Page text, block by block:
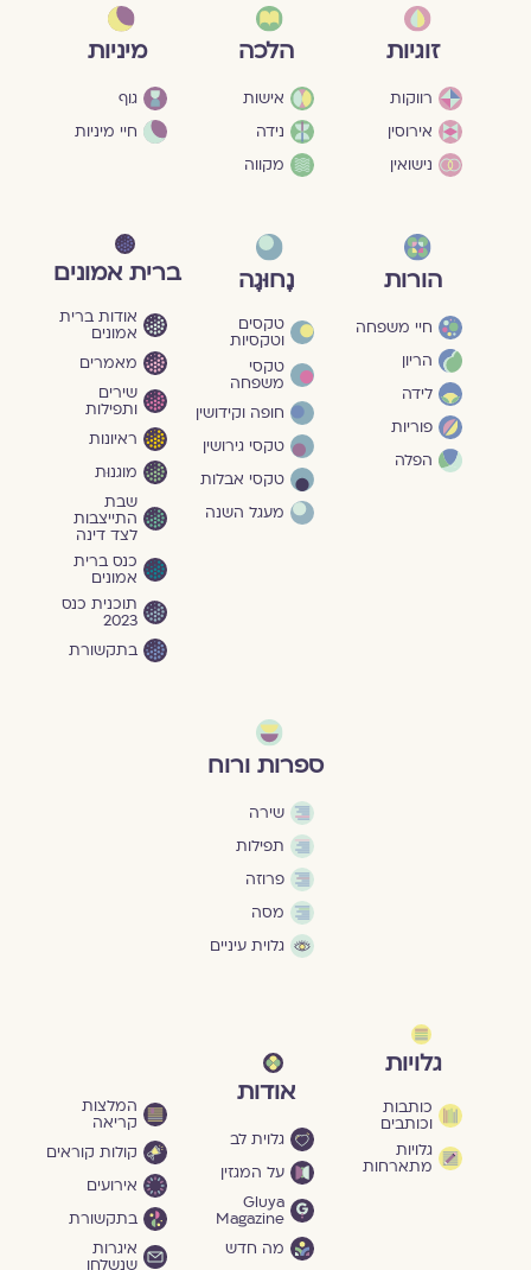
זוגיות
רווקות
אירוסין
נישואין
הלכה
אישות
נידה
מקווה
מיניות
גוף
חיי מיניות
הורות
חיי משפחה
הריון
לידה
פוריות
הפלה
נָחוּגָה
טקסים
וטקסיות
טקסי
משפחה
חופה וקידושין
טקסי גירושין
טקסי אבלות
מעגל השנה
ברית אמונים
אודות ברית
אמונים
מאמרים
שירים
ותפילות
ראיונות
מוגנוּת
שבת
התייצבות
לצד דינה
כנס ברית
אמונים
תוכנית כנס
2023
בתקשורת
ספרות ורוח
שירה
תפילות
פרוזה
מסה
גלוית עיניים
גלויות
כותבות
וכותבים
גלויות
מתארחות
אודות
גלוית לב
על המגזין
Gluya
Magazine
מה חדש
המלצות
קריאה
קולות קוראים
אירועים
בתקשורת
איגרות
שנשלחו